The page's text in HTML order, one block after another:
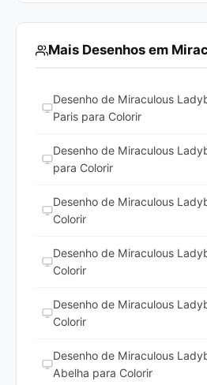
Mais Desenhos em
Desenho de Miraculous
Paris para Colorir
Desenho de Miraculous
para Colorir
Desenho de Miraculous
Colorir
Desenho de Miraculous
Colorir
Desenho de Miraculous
Colorir
Desenho de Miraculous
Abelha para Colorir